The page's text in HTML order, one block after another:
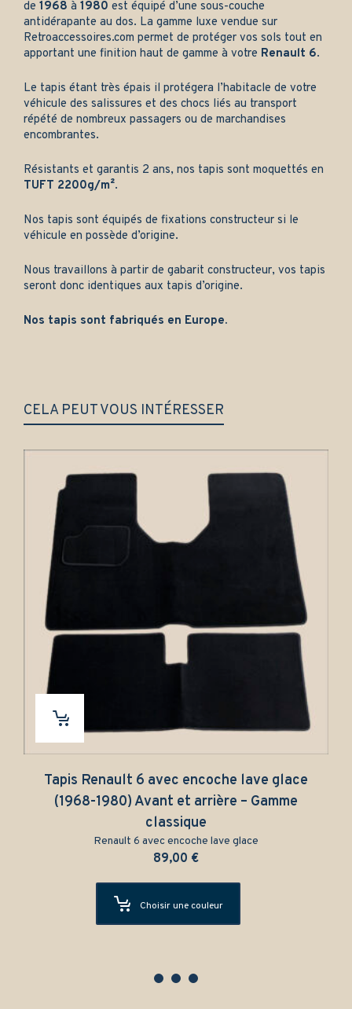
de 1968 à 1980 est équipé d’une sous-couche
antidérapante au dos. La gamme luxe vendue sur
Retroaccessoires.com permet de protéger vos sols tout en
apportant une finition haut de gamme à votre Renault 6.
Le tapis étant très épais il protégera l’habitacle de votre
véhicule des salissures et des chocs liés au transport
répété de nombreux passagers ou de marchandises
encombrantes.
Résistants et garantis 2 ans, nos tapis sont moquettés en
TUFT 2200g/m².
Nos tapis sont équipés de fixations constructeur si le
véhicule en possède d’origine.
Nous travaillons à partir de gabarit constructeur, vos tapis
seront donc identiques aux tapis d’origine.
Nos tapis sont fabriqués en Europe.
CELA PEUT VOUS INTÉRESSER
Tapis Renault 6 avec encoche lave glace
(1968-1980) Avant et arrière – Gamme
classique
Renault 6 avec encoche lave glace
89,00 €
Choisir une couleur